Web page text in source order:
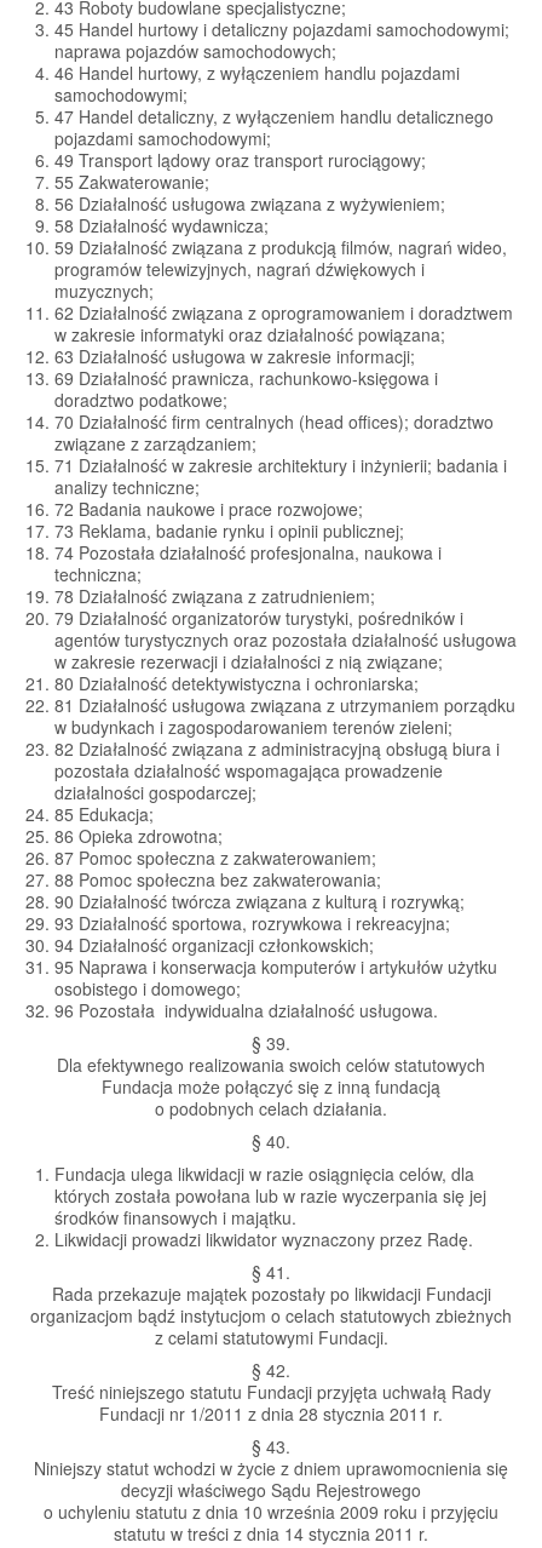
43 Roboty budowlane specjalistyczne;
45 Handel hurtowy i detaliczny pojazdami samochodowymi;
naprawa pojazdów samochodowych;
46 Handel hurtowy, z wyłączeniem handlu pojazdami
samochodowymi;
47 Handel detaliczny, z wyłączeniem handlu detalicznego
pojazdami samochodowymi;
49 Transport lądowy oraz transport rurociągowy;
55 Zakwaterowanie;
56 Działalność usługowa związana z wyżywieniem;
58 Działalność wydawnicza;
59 Działalność związana z produkcją filmów, nagrań wideo,
programów telewizyjnych, nagrań dźwiękowych i
muzycznych;
62 Działalność związana z oprogramowaniem i doradztwem
w zakresie informatyki oraz działalność powiązana;
63 Działalność usługowa w zakresie informacji;
69 Działalność prawnicza, rachunkowo-księgowa i
doradztwo podatkowe;
70 Działalność firm centralnych (head offices); doradztwo
związane z zarządzaniem;
71 Działalność w zakresie architektury i inżynierii; badania i
analizy techniczne;
72 Badania naukowe i prace rozwojowe;
73 Reklama, badanie rynku i opinii publicznej;
74 Pozostała działalność profesjonalna, naukowa i
techniczna;
78 Działalność związana z zatrudnieniem;
79 Działalność organizatorów turystyki, pośredników i
agentów turystycznych oraz pozostała działalność usługowa
w zakresie rezerwacji i działalności z nią związane;
80 Działalność detektywistyczna i ochroniarska;
81 Działalność usługowa związana z utrzymaniem porządku
w budynkach i zagospodarowaniem terenów zieleni;
82 Działalność związana z administracyjną obsługą biura i
pozostała działalność wspomagająca prowadzenie
działalności gospodarczej;
85 Edukacja;
86 Opieka zdrowotna;
87 Pomoc społeczna z zakwaterowaniem;
88 Pomoc społeczna bez zakwaterowania;
90 Działalność twórcza związana z kulturą i rozrywką;
93 Działalność sportowa, rozrywkowa i rekreacyjna;
94 Działalność organizacji członkowskich;
95 Naprawa i konserwacja komputerów i artykułów użytku
osobistego i domowego;
96 Pozostała indywidualna działalność usługowa.
§ 39.
Dla efektywnego realizowania swoich celów statutowych
Fundacja może połączyć się z inną fundacją
o podobnych celach działania.
§ 40.
Fundacja ulega likwidacji w razie osiągnięcia celów, dla
których została powołana lub w razie wyczerpania się jej
środków finansowych i majątku.
Likwidacji prowadzi likwidator wyznaczony przez Radę.
§ 41.
Rada przekazuje majątek pozostały po likwidacji Fundacji
organizacjom bądź instytucjom o celach statutowych zbieżnych
z celami statutowymi Fundacji.
§ 42.
Treść niniejszego statutu Fundacji przyjęta uchwałą Rady
Fundacji nr 1/2011 z dnia 28 stycznia 2011 r.
§ 43.
Niniejszy statut wchodzi w życie z dniem uprawomocnienia się
decyzji właściwego Sądu Rejestrowego
o uchyleniu statutu z dnia 10 września 2009 roku i przyjęciu
statutu w treści z dnia 14 stycznia 2011 r.